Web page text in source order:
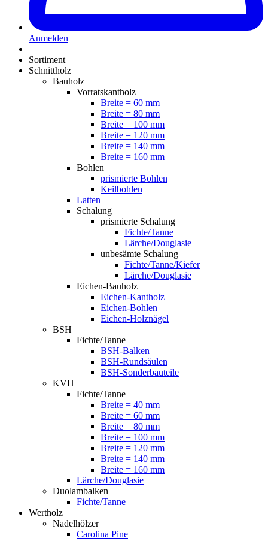
Anmelden
Sortiment
Schnittholz
Bauholz
Vorratskantholz
Breite = 60 mm
Breite = 80 mm
Breite = 100 mm
Breite = 120 mm
Breite = 140 mm
Breite = 160 mm
Bohlen
prismierte Bohlen
Keilbohlen
Latten
Schalung
prismierte Schalung
Fichte/Tanne
Lärche/Douglasie
unbesämte Schalung
Fichte/Tanne/Kiefer
Lärche/Douglasie
Eichen-Bauholz
Eichen-Kantholz
Eichen-Bohlen
Eichen-Holznägel
BSH
Fichte/Tanne
BSH-Balken
BSH-Rundsäulen
BSH-Sonderbauteile
KVH
Fichte/Tanne
Breite = 40 mm
Breite = 60 mm
Breite = 80 mm
Breite = 100 mm
Breite = 120 mm
Breite = 140 mm
Breite = 160 mm
Lärche/Douglasie
Duolambalken
Fichte/Tanne
Wertholz
Nadelhölzer
Carolina Pine